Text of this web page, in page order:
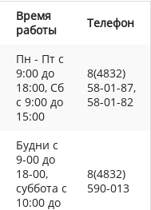
Время
работы
Телефон
Пн - Пт с
9:00 до
18:00, Сб
с 9:00 до
15:00
8(4832)
58-01-87,
58-01-82
Будни с
9-00 до
18-00,
суббота с
10:00 до
8(4832)
590-013